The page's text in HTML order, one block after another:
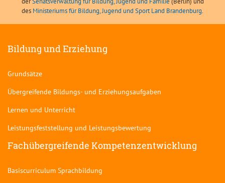
des Ministeriums für Bildung, Jugend und Sport Land Brandenburg.
Bildung und Erziehung
Grundsätze
Übergreifende Bildungs- und Erziehungsaufgaben
Lernen und Unterricht
Leistungsfeststellung und Leistungsbewertung
Fachübergreifende Kompetenzentwicklung
Basiscurriculum Sprachbildung